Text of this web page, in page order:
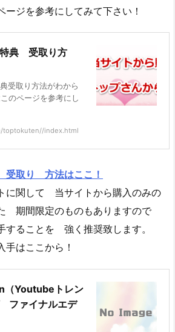
ージを参考にしてみて下さい！
典 受取り方
受取り方法がわから
のページを参考にし
toptokuten//index.html
受取り 方法はここ！
に関して 当サイトから購入のみの
期間限定のものもありますので
ることを 強く推奨致します。
はここから！
Youtubeトレン
ファイナルエデ